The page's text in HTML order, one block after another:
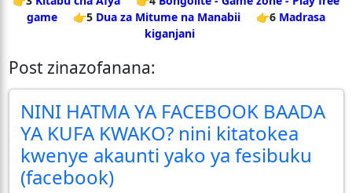
game
👉5 Dua za Mitume na Manabii 👉6 Madrasa
kiganjani
Post zinazofanana:
NINI HATMA YA FACEBOOK BAADA
YA KUFA KWAKO? nini kitatokea
kwenye akaunti yako ya fesibuku
(facebook)